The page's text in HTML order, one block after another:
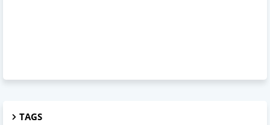
TAGS